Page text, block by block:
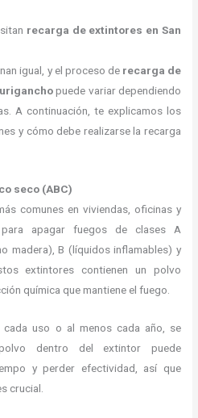
recarga de extintores en San
igual, y el proceso de recarga de
puede variar dependiendo
A continuación, te explicamos los
y cómo debe realizarse la recarga
seco (ABC)
comunes en viviendas, oficinas y
para apagar fuegos de clases A
madera), B (líquidos inflamables) y
extintores contienen un polvo
química que mantiene el fuego.
cada uso o al menos cada año, se
dentro del extintor puede
y perder efectividad, así que
crucial.